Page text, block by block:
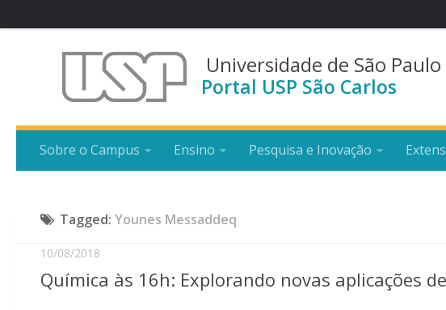
Universidade de São Paulo
Portal USP São Carlos
Sobre o Campus Ensino Pesquisa e Inovação
Tagged: Younes Messaddeq
10/08/2018
Química às 16h: Explorando novas aplicações